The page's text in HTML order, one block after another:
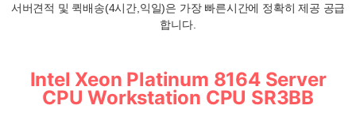
서버견적 및 퀵배송(4시간,익일)은 가장 빠른시간에 정확히 제공 공급
합니다.
Intel Xeon Platinum 8164 Server
CPU Workstation CPU SR3BB